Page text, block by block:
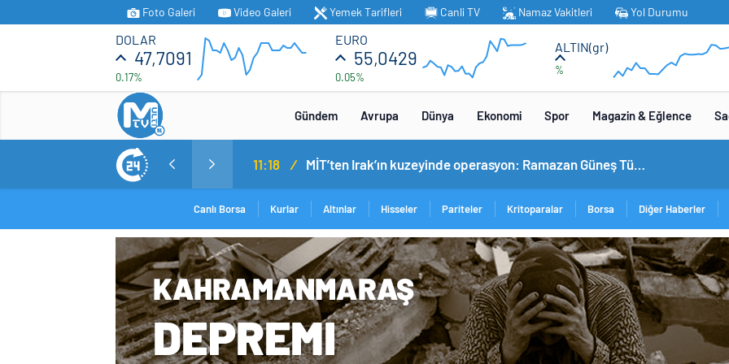
Foto Galeri Video Galeri Yemek Tarifleri Canli TV Namaz Vakitleri Yol Durumu
DOLAR
47,7091
0.17%
EURO
55,0429
0.05%
ALTIN(gr)
%
Gündem Avrupa Dünya Ekonomi Spor Magazin & Eğlence
MİT’ten Irak’ın kuzeyinde operasyon: Ramazan Güneş Türkiye’ye getirildi 14:05 / Yerli otomobil TOGG’un ustaları burada yetişecek
Canlı Borsa Kurlar Altınlar Hisseler Pariteler Kritoparalar Borsa Diğer Haberler